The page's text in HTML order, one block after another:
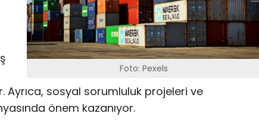
Foto: Pexels
sosyal sorumluluk projeleri ve
önem kazanıyor.